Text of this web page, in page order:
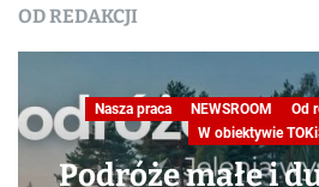
OD REDAKCJI
Nasza praca NEWSROOM Od
W obiektywie
Podróże małe i